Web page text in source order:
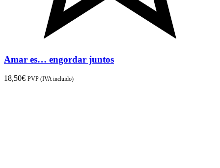
Amar es… engordar juntos
18,50€ PVP (IVA incluido)